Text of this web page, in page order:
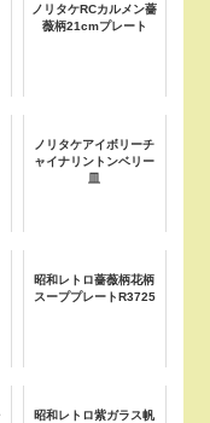
ノリタケRCカルメン薔
薇柄21cmプレート
ノリタケアイボリーチ
ャイナリントンベリー
皿
昭和レトロ薔薇柄花柄
スーププレートR3725
昭和レトロ紫ガラス帆